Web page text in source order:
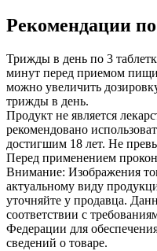
Рекомендации
Трижды в день по 3
минут перед приемом
можно увеличить
трижды в день.
Продукт не является
рекомендовано
достигшим 18 лет. Не
Перед применением
Внимание: Изображения
актуальному виду
уточняйте у продавца.
соответствии с
Федерации для
сведений о товаре.